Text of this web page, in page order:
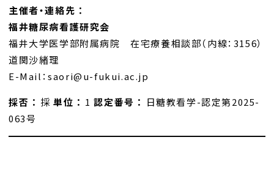
主催者・連絡先 ：
福井糖尿病看護研究会
福井大学医学部附属病院 在宅療養相談部（内線：3156）
道関沙緒理
E-Mail：saori@u-fukui.ac.jp
採否 ： 採単位 ： 1認定番号 ： 日糖教看学-認定第2025-
063号